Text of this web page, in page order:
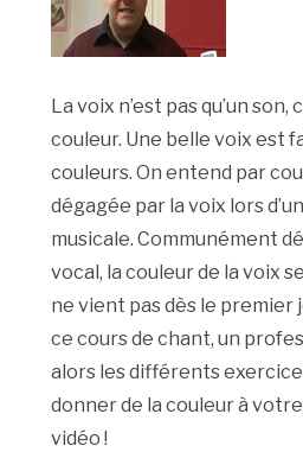
La voix n’est pas qu’un son,
couleur. Une belle voix est
couleurs. On entend par
dégagée par la voix lors
musicale. Communément
vocal, la couleur de la voix
ne vient pas dès le premier
ce cours de chant, un
alors les différents
donner de la couleur à
vidéo !